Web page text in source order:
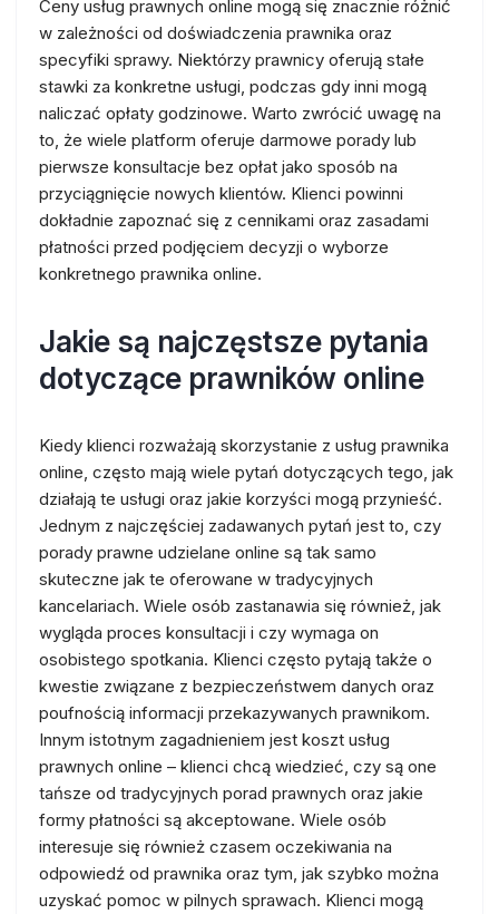
Ceny usług prawnych online mogą się znacznie różnić
w zależności od doświadczenia prawnika oraz
specyfiki sprawy. Niektórzy prawnicy oferują stałe
stawki za konkretne usługi, podczas gdy inni mogą
naliczać opłaty godzinowe. Warto zwrócić uwagę na
to, że wiele platform oferuje darmowe porady lub
pierwsze konsultacje bez opłat jako sposób na
przyciągnięcie nowych klientów. Klienci powinni
dokładnie zapoznać się z cennikami oraz zasadami
płatności przed podjęciem decyzji o wyborze
konkretnego prawnika online.
Jakie są najczęstsze pytania
dotyczące prawników online
Kiedy klienci rozważają skorzystanie z usług prawnika
online, często mają wiele pytań dotyczących tego, jak
działają te usługi oraz jakie korzyści mogą przynieść.
Jednym z najczęściej zadawanych pytań jest to, czy
porady prawne udzielane online są tak samo
skuteczne jak te oferowane w tradycyjnych
kancelariach. Wiele osób zastanawia się również, jak
wygląda proces konsultacji i czy wymaga on
osobistego spotkania. Klienci często pytają także o
kwestie związane z bezpieczeństwem danych oraz
poufnością informacji przekazywanych prawnikom.
Innym istotnym zagadnieniem jest koszt usług
prawnych online – klienci chcą wiedzieć, czy są one
tańsze od tradycyjnych porad prawnych oraz jakie
formy płatności są akceptowane. Wiele osób
interesuje się również czasem oczekiwania na
odpowiedź od prawnika oraz tym, jak szybko można
uzyskać pomoc w pilnych sprawach. Klienci mogą